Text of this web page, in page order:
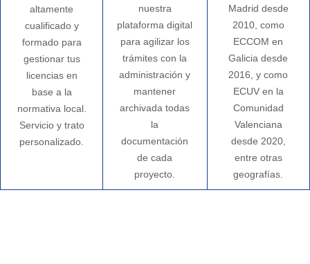
altamente
cualificado y
formado para
gestionar tus
licencias en
base a la
normativa local.
Servicio y trato
personalizado.
nuestra
plataforma digital
para agilizar los
trámites con la
administración y
mantener
archivada todas
la
documentación
de cada
proyecto.
Madrid desde
2010, como
ECCOM en
Galicia desde
2016, y como
ECUV en la
Comunidad
Valenciana
desde 2020,
entre otras
geografías.